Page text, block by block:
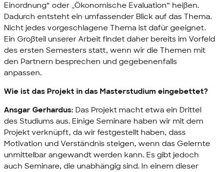
Einordnung“ oder „Ökonomische Evaluation“ heißen.
Dadurch entsteht ein umfassender Blick auf das Thema.
Nicht jedes vorgeschlagene Thema ist dafür geeignet.
Ein Großteil unserer Arbeit findet daher bereits im Vorfeld
des ersten Semesters statt, wenn wir die Themen mit
den Partnern besprechen und gegebenenfalls
anpassen.
Wie ist das Projekt in das Masterstudium eingebettet?
Ansgar Gerhardus: Das Projekt macht etwa ein Drittel
des Studiums aus. Einige Seminare haben wir mit dem
Projekt verknüpft, da wir festgestellt haben, dass
Motivation und Verständnis steigen, wenn das Gelernte
unmittelbar angewandt werden kann. Es gibt jedoch
auch Seminare, die unabhängig sind. In einem dieser